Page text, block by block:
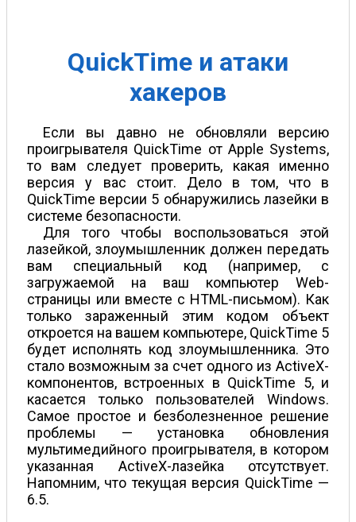
QuickTime и атаки
хакеров
Если вы давно не обновляли версию
проигрывателя QuickTime от Apple Systems,
то вам следует проверить, какая именно
версия у вас стоит. Дело в том, что в
QuickTime версии 5 обнаружились лазейки в
системе безопасности.
Для того чтобы воспользоваться этой
лазейкой, злоумышленник должен передать
вам специальный код (например, с
загружаемой на ваш компьютер Web-
страницы или вместе с HTML-письмом). Как
только зараженный этим кодом объект
откроется на вашем компьютере, QuickTime 5
будет исполнять код злоумышленника. Это
стало возможным за счет одного из ActiveX-
компонентов, встроенных в QuickTime 5, и
касается только пользователей Windows.
Самое простое и безболезненное решение
проблемы — установка обновления
мультимедийного проигрывателя, в котором
указанная ActiveX-лазейка отсутствует.
Напомним, что текущая версия QuickTime —
6.5.